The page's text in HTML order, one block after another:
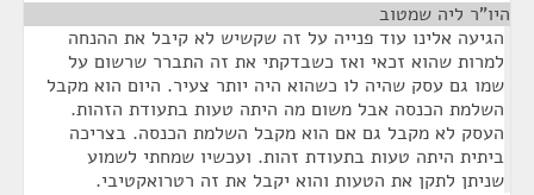
היו"ר ליה שמטוב
הגיעה אלינו עוד פנייה על זה שקשיש לא קיבל את ההנחה
למרות שהוא זכאי ואז כשבדקתי את זה התברר שרשום על
שמו גם עסק שהיה לו כשהוא היה יותר צעיר. היום הוא מקבל
השלמת הכנסה אבל משום מה היתה טעות בתעודת הזהות.
העסק לא מקבל גם אם הוא מקבל השלמת הכנסה. בצריכה
ביתית היתה טעות בתעודת זהות. ועכשיו שמחתי לשמוע
שניתן לתקן את הטעות והוא יקבל את זה רטרואקטיבי.